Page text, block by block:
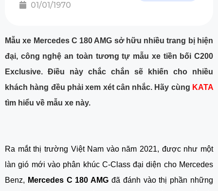
01/01/1970
Mẫu xe Mercedes C 180 AMG sở hữu nhiều trang bị hiện
đại, công nghệ an toàn tương tự mẫu xe tiền bối C200
Exclusive. Điều này chắc chắn sẽ khiến cho nhiều
khách hàng đều phải xem xét cân nhắc. Hãy cùng KATA
tìm hiểu về mẫu xe này.
Ra mắt thị trường Việt Nam vào năm 2021, được như một
làn gió mới vào phân khúc C-Class đại diện cho Mercedes
Benz, Mercedes C 180 AMG đã đánh vào thị phần những